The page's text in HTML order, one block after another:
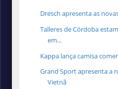
Dresch apresenta as
Talleres de Córdoba
em...
Kappa lança camisa
Grand Sport apresenta a
Vietnã